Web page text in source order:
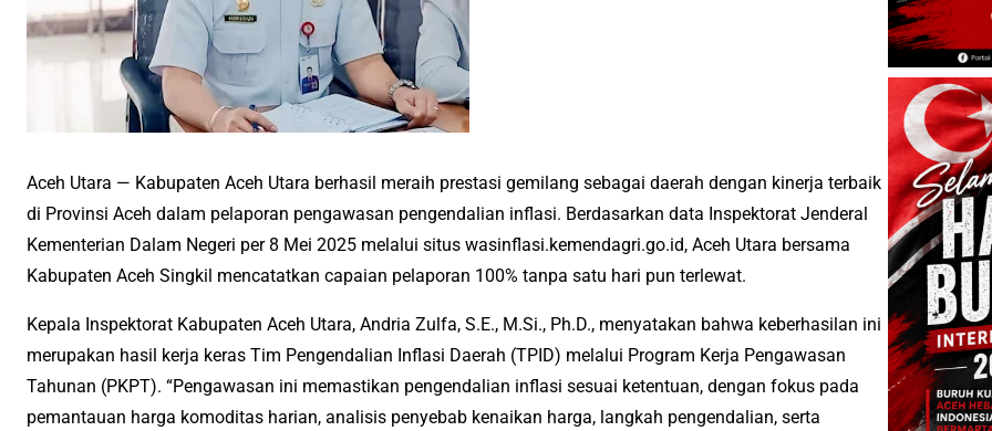
Aceh Utara — Kabupaten Aceh Utara berhasil meraih prestasi gemilang sebagai daerah dengan kinerja terbaik
di Provinsi Aceh dalam pelaporan pengawasan pengendalian inflasi. Berdasarkan data Inspektorat Jenderal
Kementerian Dalam Negeri per 8 Mei 2025 melalui situs wasinflasi.kemendagri.go.id, Aceh Utara bersama
Kabupaten Aceh Singkil mencatatkan capaian pelaporan 100% tanpa satu hari pun terlewat.
Kepala Inspektorat Kabupaten Aceh Utara, Andria Zulfa, S.E., M.Si., Ph.D., menyatakan bahwa keberhasilan ini
merupakan hasil kerja keras Tim Pengendalian Inflasi Daerah (TPID) melalui Program Kerja Pengawasan
Tahunan (PKPT). “Pengawasan ini memastikan pengendalian inflasi sesuai ketentuan, dengan fokus pada
pemantauan harga komoditas harian, analisis penyebab kenaikan harga, langkah pengendalian, serta